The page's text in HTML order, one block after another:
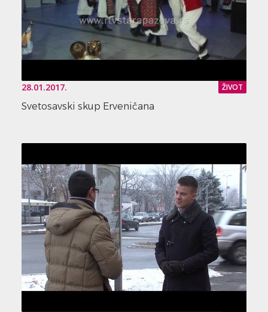
28.01.2017. ŽIVOT
Svetosavski skup Erveničana